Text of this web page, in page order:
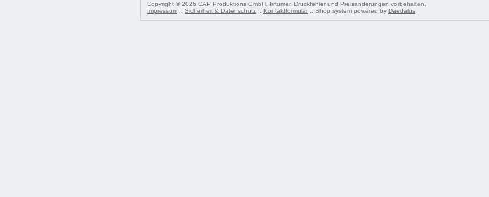
Copyright © 2026 CAP Produktions GmbH. Irrtümer, Druckfehler und Preisänderungen vorbehalten.
Impressum :: Sicherheit & Datenschutz :: Kontaktformular :: Shop system powered by Daedalus